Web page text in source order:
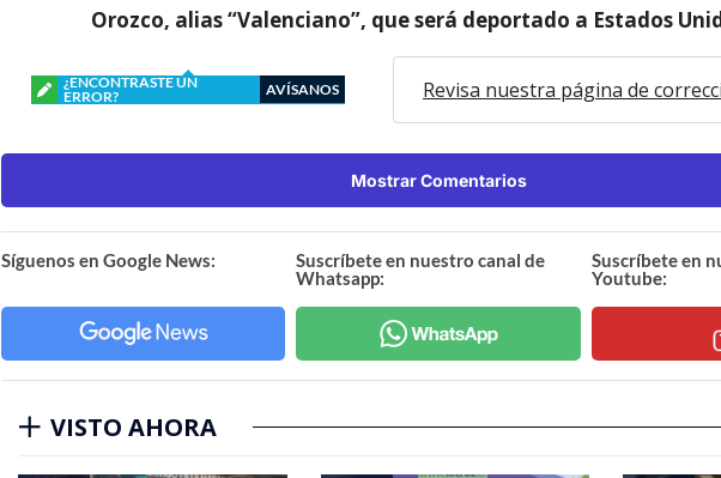
Orozco, alias “Valenciano”, que será deportado a Estados
¿ENCONTRASTE UN
ERROR?
AVÍSANOS Revisa nuestra página de
Mostrar Comentarios
Síguenos en Google News:
Suscríbete en nuestro canal de
Whatsapp:
Suscríbete en
Youtube:
VISTO AHORA